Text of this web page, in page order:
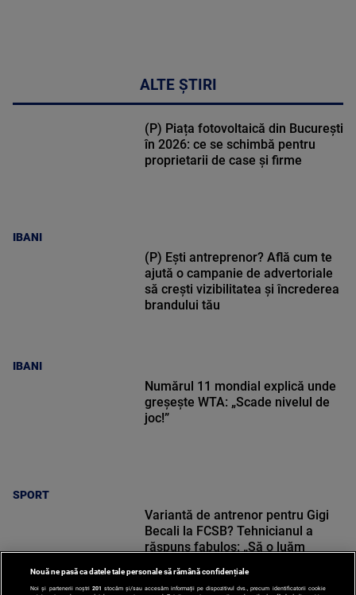
ALTE ȘTIRI
IBANI
(P) Piața fotovoltaică din București
în 2026: ce se schimbă pentru
proprietarii de case și firme
IBANI
(P) Ești antreprenor? Află cum te
ajută o campanie de advertoriale
să crești vizibilitatea și încrederea
brandului tău
SPORT
Numărul 11 mondial explică unde
greșește WTA: „Scade nivelul de
joc!”
Variantă de antrenor pentru Gigi
Becali la FCSB? Tehnicianul a
răspuns fabulos: „Să o luăm
Nouă ne pasă ca datele tale personale să rămână confidențiale
Noi și partenerii noștri 201 stocăm și/sau accesăm informații pe dispozitivul dvs., precum identificatorii cookie